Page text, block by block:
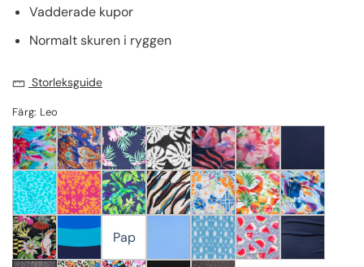
Vadderade kupor
Normalt skuren i ryggen
Storleksguide
Färg: Leo
Pap